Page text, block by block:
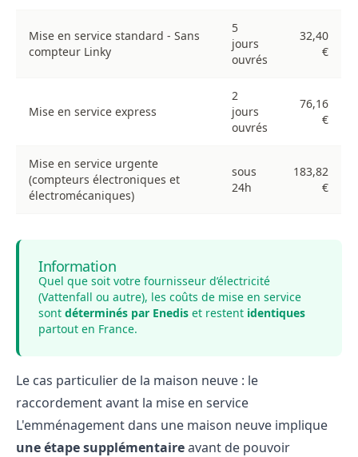
Mise en service standard - Sans
compteur Linky
5
jours
ouvrés
32,40
€
Mise en service express
2
jours
ouvrés
76,16
€
Mise en service urgente
(compteurs électroniques et
électromécaniques)
sous
24h
183,82
€
Information
Quel que soit votre fournisseur d’électricité
(Vattenfall ou autre), les coûts de mise en service
sont déterminés par Enedis et restent identiques
partout en France.
Le cas particulier de la maison neuve : le
raccordement avant la mise en service
L'emménagement dans une maison neuve implique
une étape supplémentaireavant de pouvoir